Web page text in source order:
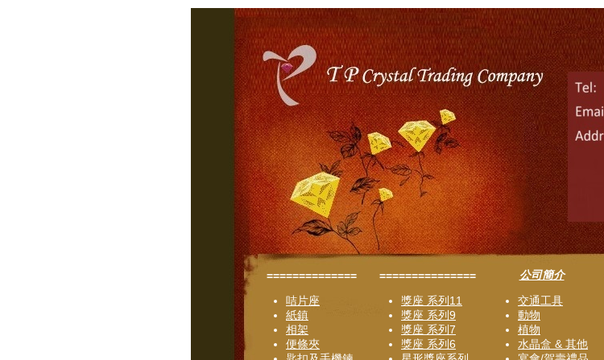
============== =============== 公司簡介
咭片座
紙鎮
相架
便條夾
獎座 系列11
獎座 系列9
獎座 系列7
獎座 系列6
交通工具
動物
植物
水晶盒 & 其他